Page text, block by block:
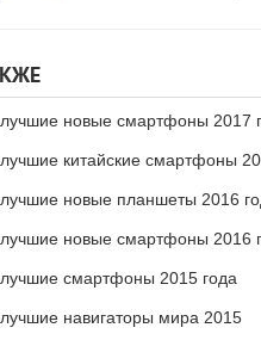
новые смартфоны 2017
китайские смартфоны
новые планшеты 2016
новые смартфоны 2016
смартфоны 2015 года
навигаторы мира 2015